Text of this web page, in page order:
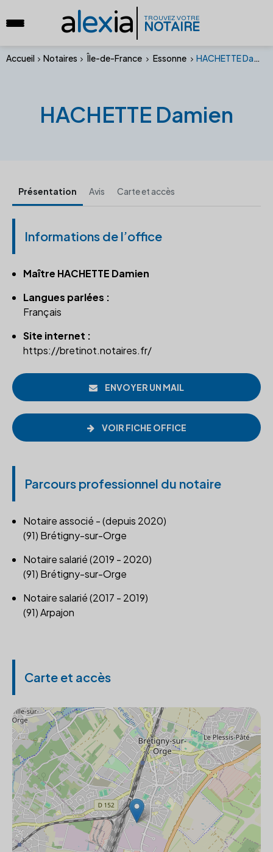
alexia TROUVEZ VOTRE
NOTAIRE
Accueil Notaires Île-de-France Essonne HACHETTE Damien
HACHETTE Damien
Présentation Avis Carte et accès
Informations de l’office
Maître HACHETTE Damien
Langues parlées :
Français
Site internet :
https://bretinot.notaires.fr/
ENVOYER UN MAIL
VOIR FICHE OFFICE
Parcours professionnel du notaire
Notaire associé - (depuis 2020)
(91) Brétigny-sur-Orge
Notaire salarié (2019 - 2020)
(91) Brétigny-sur-Orge
Notaire salarié (2017 - 2019)
(91) Arpajon
Carte et accès